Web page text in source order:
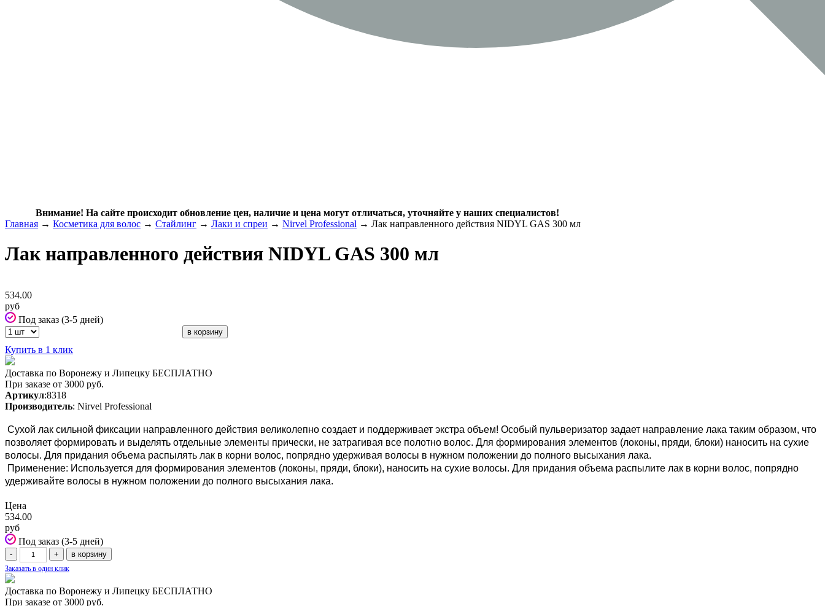
Внимание! На сайте происходит обновление цен, наличие и цена могут отличаться, уточняйте у наших специалистов!
Главная → Косметика для волос → Стайлинг → Лаки и спреи → Nirvel Professional → Лак направленного действия NIDYL GAS 300 мл
Лак направленного действия NIDYL GAS 300 мл
534.00
руб
Под заказ (3-5 дней)
Купить в 1 клик
Доставка по Воронежу и Липецку БЕСПЛАТНО
При заказе от 3000 руб.
Артикул:8318
Производитель: Nirvel Professional
Сухой лак сильной фиксации направленного действия великолепно создает и поддерживает экстра объем! Особый пульверизатор задает направление лака таким образом, что
позволяет формировать и выделять отдельные элементы прически, не затрагивая все полотно волос. Для формирования элементов (локоны, пряди, блоки) наносить на сухие
волосы. Для придания объема распылять лак в корни волос, попрядно удерживая волосы в нужном положении до полного высыхания лака.
Применение: Используется для формирования элементов (локоны, пряди, блоки), наносить на сухие волосы. Для придания объема распылите лак в корни волос, попрядно
удерживайте волосы в нужном положении до полного высыхания лака.
Цена
534.00
руб
Под заказ (3-5 дней)
Заказать в один клик
Доставка по Воронежу и Липецку БЕСПЛАТНО
При заказе от 3000 руб.